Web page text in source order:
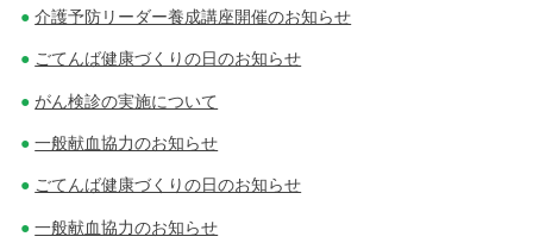
介護予防リーダー養成講座開催のお知らせ
ごてんば健康づくりの日のお知らせ
がん検診の実施について
一般献血協力のお知らせ
ごてんば健康づくりの日のお知らせ
一般献血協力のお知らせ